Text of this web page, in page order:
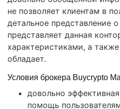
не позволяет клиентам в
детальное представление
представляет данная
характеристиками, а
обладает.
Условия брокера Buycrypto
довольно
помощь